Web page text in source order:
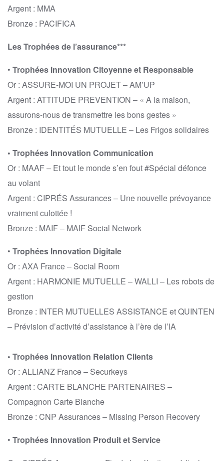
Argent : MMA
Bronze : PACIFICA
Les Trophées de l’assurance***
• Trophées Innovation Citoyenne et Responsable
Or : ASSURE-MOI UN PROJET – AM’UP
Argent : ATTITUDE PREVENTION – « A la maison,
assurons-nous de transmettre les bons gestes »
Bronze : IDENTITÉS MUTUELLE – Les Frigos solidaires
• Trophées Innovation Communication
Or : MAAF – Et tout le monde s’en fout #Spécial défonce
au volant
Argent : CIPRÉS Assurances – Une nouvelle prévoyance
vraiment culottée !
Bronze : MAIF – MAIF Social Network
• Trophées Innovation Digitale
Or : AXA France – Social Room
Argent : HARMONIE MUTUELLE – WALLI – Les robots de
gestion
Bronze : INTER MUTUELLES ASSISTANCE et QUINTEN
– Prévision d’activité d’assistance à l’ère de l’IA
• Trophées Innovation Relation Clients
Or : ALLIANZ France – Securkeys
Argent : CARTE BLANCHE PARTENAIRES –
Compagnon Carte Blanche
Bronze : CNP Assurances – Missing Person Recovery
• Trophées Innovation Produit et Service